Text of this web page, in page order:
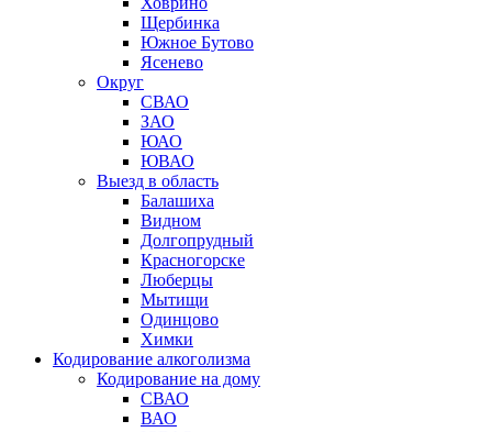
Щербинка
Южное Бутово
Ясенево
Округ
СВАО
ЗАО
ЮАО
ЮВАО
Выезд в область
Балашиха
Видном
Долгопрудный
Красногорске
Люберцы
Мытищи
Одинцово
Химки
Кодирование алкоголизма
Кодирование на дому
СВАО
ВАО